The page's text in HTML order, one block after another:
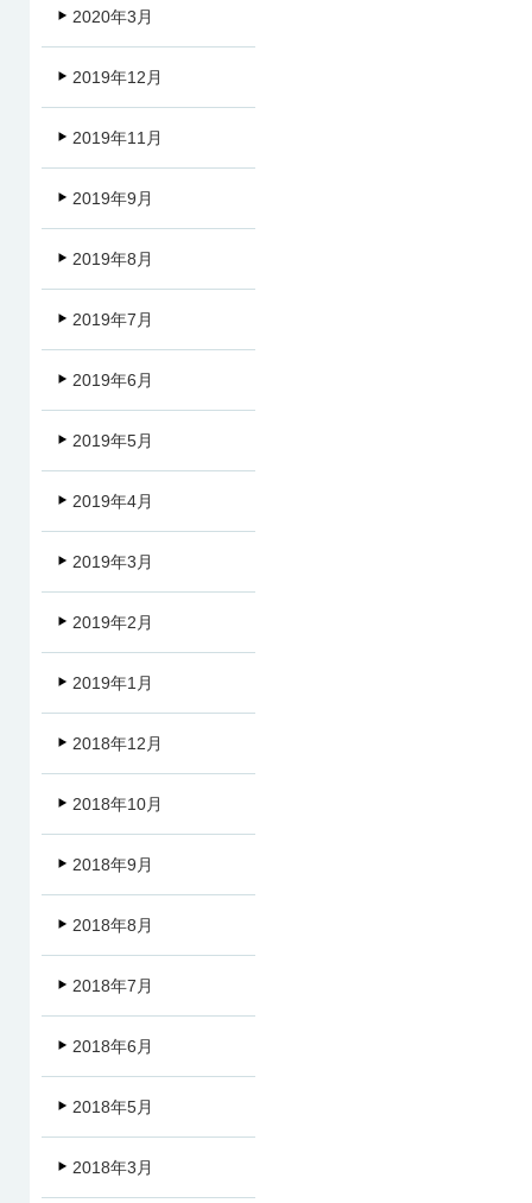
2020年3月
2019年12月
2019年11月
2019年9月
2019年8月
2019年7月
2019年6月
2019年5月
2019年4月
2019年3月
2019年2月
2019年1月
2018年12月
2018年10月
2018年9月
2018年8月
2018年7月
2018年6月
2018年5月
2018年3月